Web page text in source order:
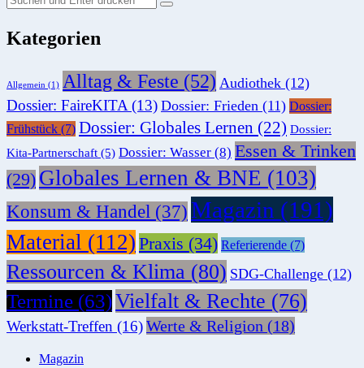
nach:
Suche
Kategorien
Allgemein (1) Alltag & Feste (52) Audiothek (12)
Dossier: FaireKITA (13) Dossier: Frieden (11) Dossier:
Frühstück (7) Dossier: Globales Lernen (22) Dossier:
Kita-Partnerschaft (5) Dossier: Wasser (8) Essen & Trinken
(29) Globales Lernen & BNE (103)
Konsum & Handel (37) Magazin (191)
Material (112) Praxis (34) Referierende (7)
Ressourcen & Klima (80) SDG-Challenge (12)
Termine (63)Vielfalt & Rechte (76)
Werkstatt-Treffen (16)Werte & Religion (18)
Magazin